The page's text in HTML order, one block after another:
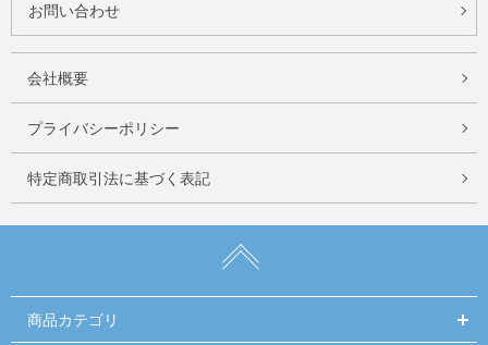
お問い合わせ
会社概要
プライバシーポリシー
特定商取引法に基づく表記
商品カテゴリ